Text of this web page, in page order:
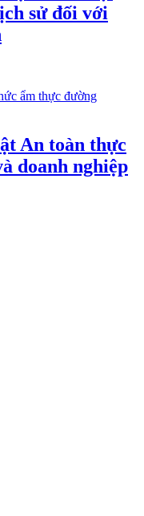
sử đối với
An toàn thực
doanh nghiệp